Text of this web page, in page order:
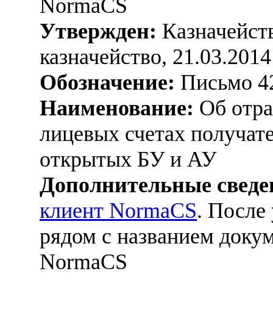
NormaCS
Утвержден:
казначейство, 21.03.2014
Обозначение: Письмо
Наименование: Об
лицевых счетах
открытых БУ и АУ
Дополнительные
клиент NormaCS. После
рядом с названием
NormaCS